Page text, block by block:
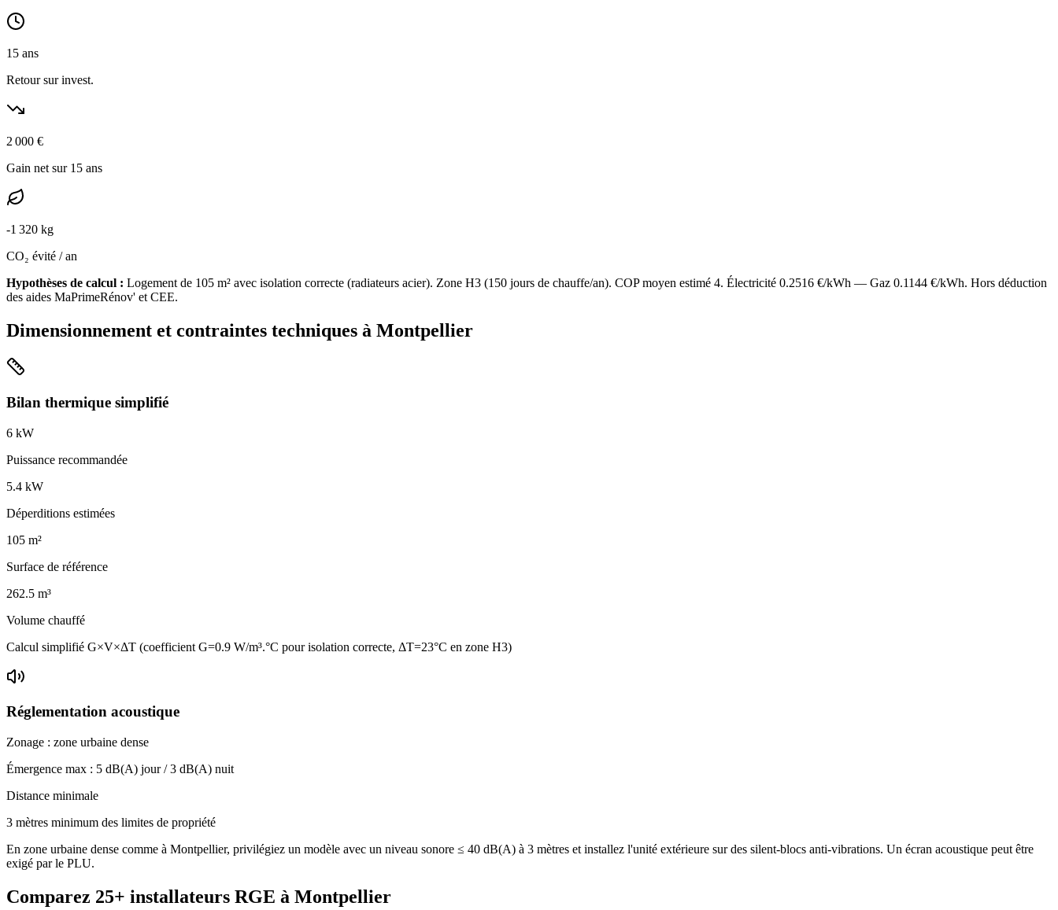
15 ans
Retour sur invest.
2 000 €
Gain net sur 15 ans
-1 320 kg
CO₂ évité / an
Hypothèses de calcul : Logement de 105 m² avec isolation correcte (radiateurs acier). Zone H3 (150 jours de chauffe/an). COP moyen estimé 4. Électricité 0.2516 €/kWh — Gaz 0.1144 €/kWh. Hors déduction
des aides MaPrimeRénov' et CEE.
Dimensionnement et contraintes techniques à Montpellier
Bilan thermique simplifié
6 kW
Puissance recommandée
5.4 kW
Déperditions estimées
105 m²
Surface de référence
262.5 m³
Volume chauffé
Calcul simplifié G×V×ΔT (coefficient G=0.9 W/m³.°C pour isolation correcte, ΔT=23°C en zone H3)
Réglementation acoustique
Zonage : zone urbaine dense
Émergence max : 5 dB(A) jour /3 dB(A) nuit
Distance minimale
3 mètres minimum des limites de propriété
En zone urbaine dense comme à Montpellier, privilégiez un modèle avec un niveau sonore ≤ 40 dB(A) à 3 mètres et installez l'unité extérieure sur des silent-blocs anti-vibrations. Un écran acoustique peut être
exigé par le PLU.
Comparez 25+ installateurs RGE à Montpellier